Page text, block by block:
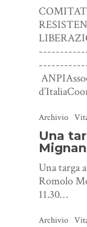
Archivio
Una
Una targa
Romolo
11.30…
Archivio